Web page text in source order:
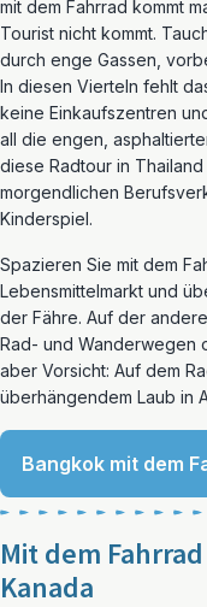
mit dem Fahrrad kommt
Tourist nicht kommt.
durch enge Gassen,
In diesen Vierteln fehlt
keine Einkaufszentren
all die engen,
diese Radtour in
morgendlichen
Kinderspiel.
Spazieren Sie mit dem
Lebensmittelmarkt und
der Fähre. Auf der
Rad- und Wanderwegen
aber Vorsicht: Auf dem
überhängendem Laub in
Bangkok mit dem
Mit dem
Kanada